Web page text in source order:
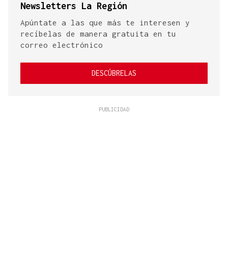
Newsletters La Región
Apúntate a las que más te interesen y
recíbelas de manera gratuita en tu
correo electrónico
DESCÚBRELAS